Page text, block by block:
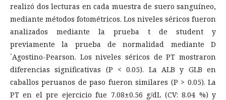
realizó dos lecturas en cada muestra de suero sanguíneo,
mediante métodos fotométricos. Los niveles séricos fueron
analizados mediante la prueba t de student y
previamente la prueba de normalidad mediante D
´Agostino-Pearson. Los niveles séricos de PT mostraron
diferencias significativas (P < 0.05). La ALB y GLB en
caballos peruanos de paso fueron similares (P > 0.05). La
PT en el pre ejercicio fue 7.08±0.56 g/dL (CV: 8.04 %) y